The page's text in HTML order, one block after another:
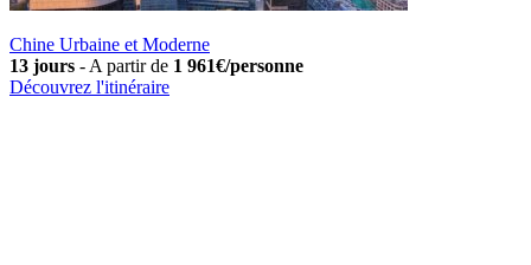
Chine Urbaine et Moderne
13 jours - A partir de 1 961€/personne
Découvrez l'itinéraire